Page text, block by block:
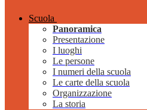
Scuola
Panoramica
Presentazione
I luoghi
Le persone
I numeri della scuola
Le carte della scuola
Organizzazione
La storia